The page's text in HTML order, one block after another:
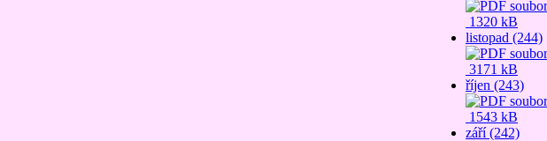
1320 kB
listopad (244)
3171 kB
říjen (243)
1543 kB
září (242)